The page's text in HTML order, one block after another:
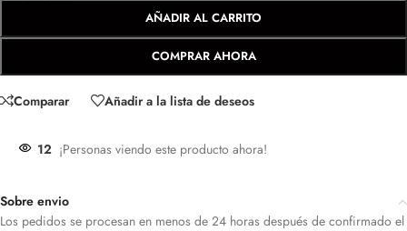
AÑADIR AL CARRITO
COMPRAR AHORA
Comparar Añadir a la lista de deseos
12 ¡Personas viendo este producto ahora!
Sobre envio
Los pedidos se procesan en menos de 24 horas después de confirmado el